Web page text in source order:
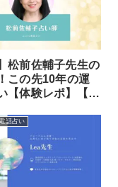
松前佐輔子先生の
この先10年の運
【体験レポ】【エ
話占い